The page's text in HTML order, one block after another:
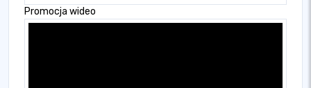
Promocja wideo